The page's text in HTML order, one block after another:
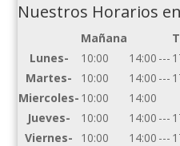
Nuestros Horarios
Mañana
Lunes-
10:00 14:00 ---
Martes-
10:00 14:00 ---
Miercoles- 10:00
14:00
Jueves-
10:00 14:00 ---
Viernes-
10:00 14:00 ---